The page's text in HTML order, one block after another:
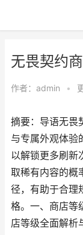
无畏契约
作者： admin •
摘要：导语无畏
与专属外观体验
以解锁更多刷新
取稀有内容的概
径，有助于合理
格。一、商店等
店等级全面解析